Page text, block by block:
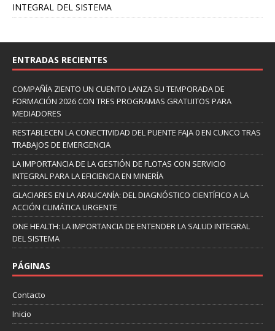
INTEGRAL DEL SISTEMA
ENTRADAS RECIENTES
COMPAÑÍA ZIENTO UN CUENTO LANZA SU TEMPORADA DE
FORMACIÓN 2026 CON TRES PROGRAMAS GRATUITOS PARA
MEDIADORES
RESTABLECEN LA CONECTIVIDAD DEL PUENTE FAJA 0 EN CUNCO TRAS
TRABAJOS DE EMERGENCIA
LA IMPORTANCIA DE LA GESTIÓN DE FLOTAS CON SERVICIO
INTEGRAL PARA LA EFICIENCIA EN MINERÍA
GLACIARES EN LA ARAUCANÍA: DEL DIAGNÓSTICO CIENTÍFICO A LA
ACCIÓN CLIMÁTICA URGENTE
ONE HEALTH: LA IMPORTANCIA DE ENTENDER LA SALUD INTEGRAL
DEL SISTEMA
PÁGINAS
Contacto
Inicio